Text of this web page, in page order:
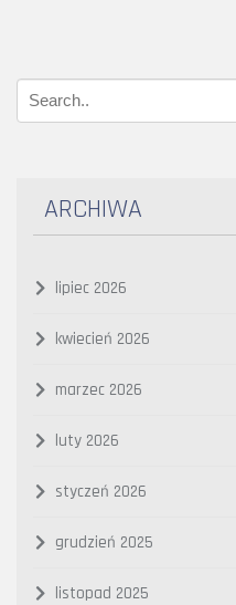
ARCHIWA
lipiec 2026
kwiecień 2026
marzec 2026
luty 2026
styczeń 2026
grudzień 2025
listopad 2025